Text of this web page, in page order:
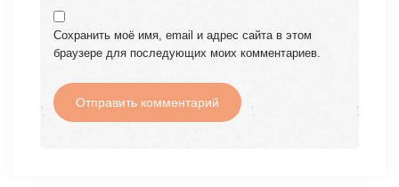
Сохранить моё имя, email и адрес сайта в этом
браузере для последующих моих комментариев.